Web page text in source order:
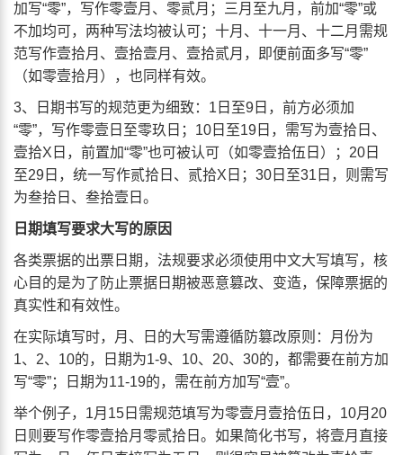
加写“零”，写作零壹月、零贰月；三月至九月，前加“零”或
不加均可，两种写法均被认可；十月、十一月、十二月需规
范写作壹拾月、壹拾壹月、壹拾贰月，即便前面多写“零”
（如零壹拾月），也同样有效。
3、日期书写的规范更为细致：1日至9日，前方必须加
“零”，写作零壹日至零玖日；10日至19日，需写为壹拾日、
壹拾X日，前置加“零”也可被认可（如零壹拾伍日）；20日
至29日，统一写作贰拾日、贰拾X日；30日至31日，则需写
为叁拾日、叁拾壹日。
日期填写要求大写的原因
各类票据的出票日期，法规要求必须使用中文大写填写，核
心目的是为了防止票据日期被恶意篡改、变造，保障票据的
真实性和有效性。
在实际填写时，月、日的大写需遵循防篡改原则：月份为
1、2、10的，日期为1-9、10、20、30的，都需要在前方加
写“零”；日期为11-19的，需在前方加写“壹”。
举个例子，1月15日需规范填写为零壹月壹拾伍日，10月20
日则要写作零壹拾月零贰拾日。如果简化书写，将壹月直接